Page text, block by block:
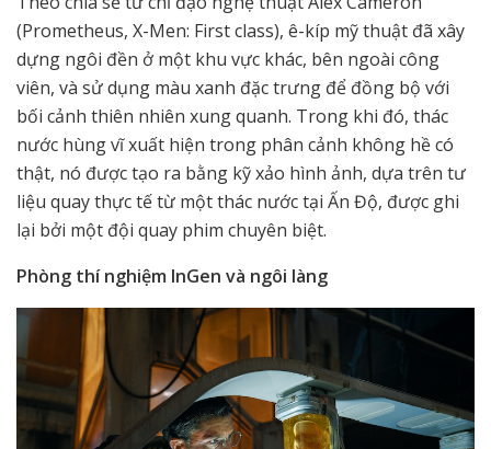
(Prometheus, X-Men: First class), ê-kíp mỹ thuật đã xây
dựng ngôi đền ở một khu vực khác, bên ngoài công
viên, và sử dụng màu xanh đặc trưng để đồng bộ với
bối cảnh thiên nhiên xung quanh. Trong khi đó, thác
nước hùng vĩ xuất hiện trong phân cảnh không hề có
thật, nó được tạo ra bằng kỹ xảo hình ảnh, dựa trên tư
liệu quay thực tế từ một thác nước tại Ấn Độ, được ghi
lại bởi một đội quay phim chuyên biệt.
Phòng thí nghiệm InGen và ngôi làng